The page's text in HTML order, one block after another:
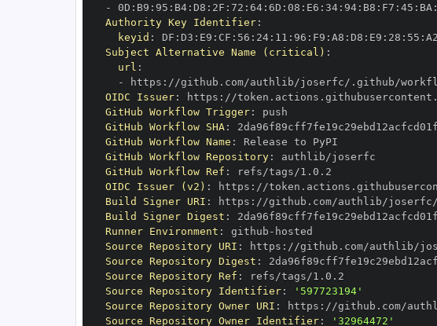
-
0D : B9 : 95 : B4: D8 : 2F : 72 : 64: 6D : 08 : E6 : 34: 94: B8 : F7 : 45 : BA :
Authority Key Identifier:
keyid : DF : D3 : E9 : CF : 56 : 24: 11 : 96 : F9 : A8 : D8 : E9 : 28 : 55 : A2
Subject Alternative Name (critical) :
url :
-
https :
OIDC Issuer: https :
GitHub Workflow Trigger:
GitHub Workflow SHA:
GitHub Workflow Name :
GitHub Workflow Repository:
GitHub Workflow Ref :
OIDC Issuer (v2) : https :
Build Signer URI : https :
Build Signer Digest :
Runner Environment : github -
Source Repository URI : https :
Source Repository Digest :
Source Repository Ref :
Source Repository Identifier:
'597723194'
Source Repository Owner URI : https :
Source Repository Owner Identifier: '32964472'